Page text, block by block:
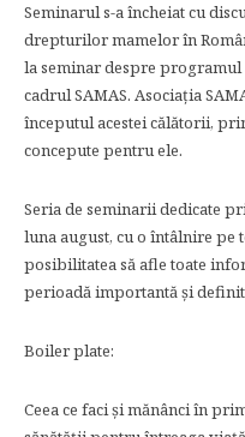
Seminarul s-a încheiat cu
drepturilor mamelor în
la seminar despre
cadrul SAMAS. Asociaţia
începutul acestei călătorii,
concepute pentru ele.
Seria de seminarii dedicate
luna august, cu o întâlnire
posibilitatea să afle toate
perioadă importantă și
Boiler plate:
Ceea ce faci și mănânci în